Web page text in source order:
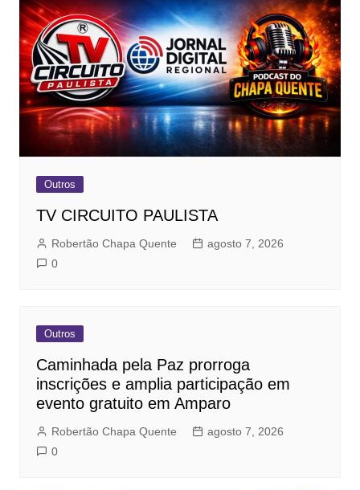
Outros
TV CIRCUITO PAULISTA
Robertão Chapa Quente
agosto 7, 2026
0
Outros
Caminhada pela Paz prorroga
inscrições e amplia participação em
evento gratuito em Amparo
Robertão Chapa Quente
agosto 7, 2026
0